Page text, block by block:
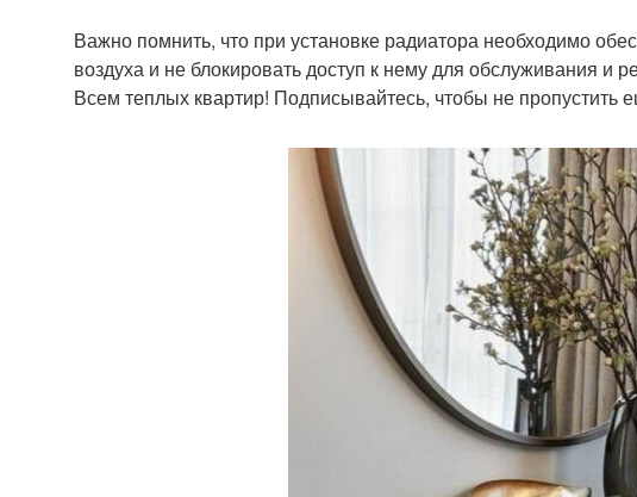
Важно помнить, что при установке радиатора необходимо
воздуха и не блокировать доступ к нему для обслуживания и
Всем теплых квартир! Подписывайтесь, чтобы не пропустить